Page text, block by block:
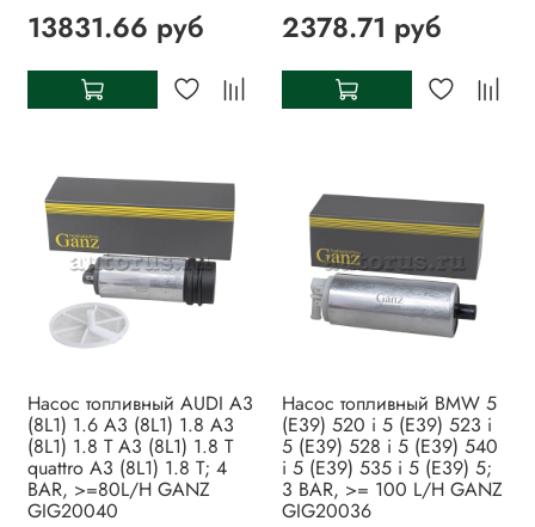
13831.66 руб 2378.71 руб
Насос топливный AUDI A3
(8L1) 1.6 A3 (8L1) 1.8 A3
(8L1) 1.8 T A3 (8L1) 1.8 T
quattro A3 (8L1) 1.8 T; 4
BAR, >=80L/H GANZ
GIG20040
Насос топливный BMW 5
(E39) 520 i 5 (E39) 523 i
5 (E39) 528 i 5 (E39) 540
i 5 (E39) 535 i 5 (E39) 5;
3 BAR, >= 100 L/H GANZ
GIG20036